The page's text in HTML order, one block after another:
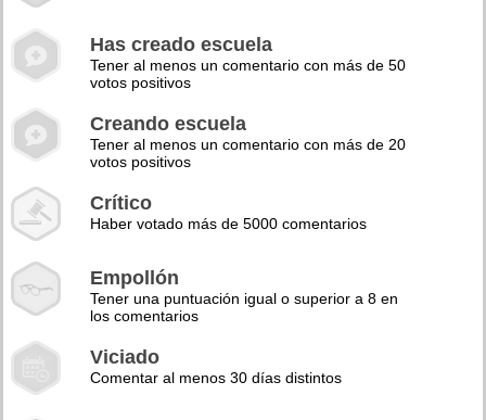
Has creado escuela
Tener al menos un comentario con más de 50
votos positivos
Creando escuela
Tener al menos un comentario con más de 20
votos positivos
Crítico
Haber votado más de 5000 comentarios
Empollón
Tener una puntuación igual o superior a 8 en
los comentarios
Viciado
Comentar al menos 30 días distintos